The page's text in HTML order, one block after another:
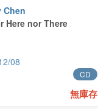
Chen
Here nor There
08
CD
無庫存